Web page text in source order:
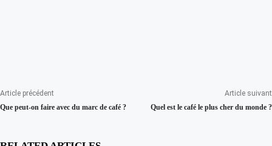
Article précédent
Que peut-on faire avec du marc de café ?
Article suivant
Quel est le café le plus cher du monde ?